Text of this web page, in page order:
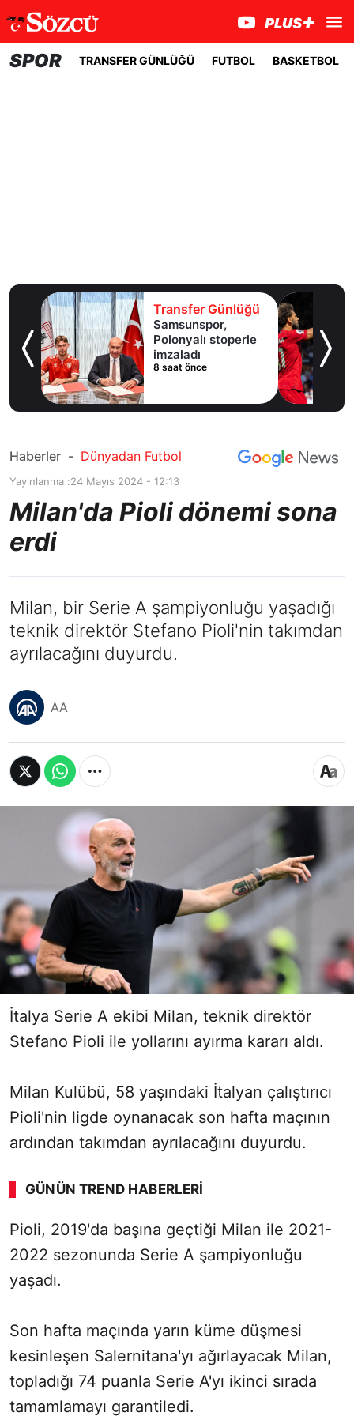
SPOR TRANSFER GÜNLÜĞÜ FUTBOL BASKETBOL
Transfer Günlüğü
Samsunspor,
Polonyalı stoperle
imzaladı
8 saat önce
Haberler - Dünyadan Futbol
Yayınlanma :24 Mayıs 2024 - 12:13
Milan'da Pioli dönemi sona
erdi
Milan, bir Serie A şampiyonluğu yaşadığı
teknik direktör Stefano Pioli'nin takımdan
ayrılacağını duyurdu.
AA
İtalya Serie A ekibi Milan, teknik direktör
Stefano Pioli ile yollarını ayırma kararı aldı.
Milan Kulübü, 58 yaşındaki İtalyan çalıştırıcı
Pioli'nin ligde oynanacak son hafta maçının
ardından takımdan ayrılacağını duyurdu.
GÜNÜN TREND HABERLERI
00:01 / 09:08
Sesi Aç
Pioli, 2019'da başına geçtiği Milan ile 2021-
2022 sezonunda Serie A şampiyonluğu
yaşadı.
Son hafta maçında yarın küme düşmesi
kesinleşen Salernitana'yı ağırlayacak Milan,
topladığı 74 puanla Serie A'yı ikinci sırada
tamamlamayı garantiledi.